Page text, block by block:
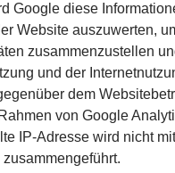
Google diese
Website auszuwerten,
zusammenzustellen
und der
dem
von Google
IP-Adresse wird nicht